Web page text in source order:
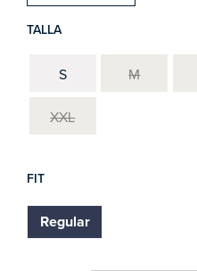
TALLA
M
S
XXL
FIT
Regular